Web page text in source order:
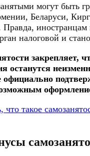
могут быть
Беларуси,
Правда,
налоговой и
закрепляет,
останутся
официально